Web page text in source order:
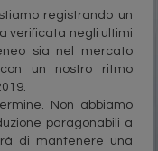
registrando un
verificata negli ultimi
sia nel mercato
un nostro ritmo
Non abbiamo
paragonabili a
di mantenere una